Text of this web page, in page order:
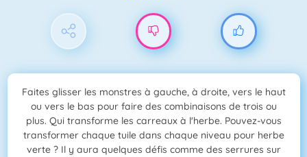
Faites glisser les monstres à gauche, à droite, vers le haut
ou vers le bas pour faire des combinaisons de trois ou
plus. Qui transforme les carreaux à l'herbe. Pouvez-vous
transformer chaque tuile dans chaque niveau pour herbe
verte ? Il y aura quelques défis comme des serrures sur